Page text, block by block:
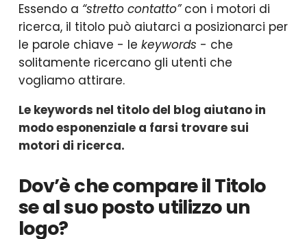
Essendo a “stretto contatto”con i motori di
ricerca, il titolo può aiutarci a posizionarci per
le parole chiave - le keywords - che
solitamente ricercano gli utenti che
vogliamo attirare.
Le keywords nel titolo del blog aiutano in
modo esponenziale a farsi trovare sui
motori di ricerca.
Dov’è che compare il Titolo
se al suo posto utilizzo un
logo?